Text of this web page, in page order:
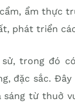
ẩm thực
phát triển
trong đó
đặc sắc.
từ thuở